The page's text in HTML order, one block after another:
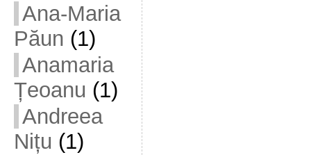
Ana-Maria
Păun (1)
Anamaria
Țeoanu (1)
Andreea
Nițu (1)